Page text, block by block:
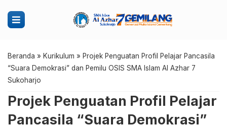
Beranda » Kurikulum » Projek Penguatan Profil Pelajar Pancasila
“Suara Demokrasi” dan Pemilu OSIS SMA Islam Al Azhar 7
Sukoharjo
Projek Penguatan Profil Pelajar
Pancasila “Suara Demokrasi”